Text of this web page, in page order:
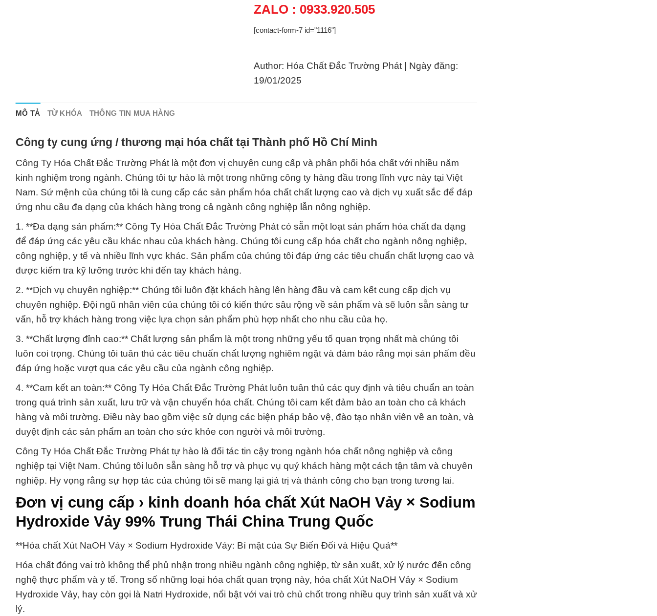
ZALO : 0933.920.505
[contact-form-7 id="1116"]
Author: Hóa Chất Đắc Trường Phát | Ngày đăng:
19/01/2025
MÔ TẢ TỪ KHÓA THÔNG TIN MUA HÀNG
Công ty cung ứng / thương mại hóa chất tại Thành phố Hồ Chí Minh
Công Ty Hóa Chất Đắc Trường Phát là một đơn vị chuyên cung cấp và phân phối hóa chất với nhiều năm
kinh nghiệm trong ngành. Chúng tôi tự hào là một trong những công ty hàng đầu trong lĩnh vực này tại Việt
Nam. Sứ mệnh của chúng tôi là cung cấp các sản phẩm hóa chất chất lượng cao và dịch vụ xuất sắc để đáp
ứng nhu cầu đa dạng của khách hàng trong cả ngành công nghiệp lẫn nông nghiệp.
1. **Đa dạng sản phẩm:** Công Ty Hóa Chất Đắc Trường Phát có sẵn một loạt sản phẩm hóa chất đa dạng
để đáp ứng các yêu cầu khác nhau của khách hàng. Chúng tôi cung cấp hóa chất cho ngành nông nghiệp,
công nghiệp, y tế và nhiều lĩnh vực khác. Sản phẩm của chúng tôi đáp ứng các tiêu chuẩn chất lượng cao và
được kiểm tra kỹ lưỡng trước khi đến tay khách hàng.
2. **Dịch vụ chuyên nghiệp:** Chúng tôi luôn đặt khách hàng lên hàng đầu và cam kết cung cấp dịch vụ
chuyên nghiệp. Đội ngũ nhân viên của chúng tôi có kiến thức sâu rộng về sản phẩm và sẽ luôn sẵn sàng tư
vấn, hỗ trợ khách hàng trong việc lựa chọn sản phẩm phù hợp nhất cho nhu cầu của họ.
3. **Chất lượng đỉnh cao:** Chất lượng sản phẩm là một trong những yếu tố quan trọng nhất mà chúng tôi
luôn coi trọng. Chúng tôi tuân thủ các tiêu chuẩn chất lượng nghiêm ngặt và đảm bảo rằng mọi sản phẩm đều
đáp ứng hoặc vượt qua các yêu cầu của ngành công nghiệp.
4. **Cam kết an toàn:** Công Ty Hóa Chất Đắc Trường Phát luôn tuân thủ các quy định và tiêu chuẩn an toàn
trong quá trình sản xuất, lưu trữ và vận chuyển hóa chất. Chúng tôi cam kết đảm bảo an toàn cho cả khách
hàng và môi trường. Điều này bao gồm việc sử dụng các biện pháp bảo vệ, đào tạo nhân viên về an toàn, và
duyệt định các sản phẩm an toàn cho sức khỏe con người và môi trường.
Công Ty Hóa Chất Đắc Trường Phát tự hào là đối tác tin cậy trong ngành hóa chất nông nghiệp và công
nghiệp tại Việt Nam. Chúng tôi luôn sẵn sàng hỗ trợ và phục vụ quý khách hàng một cách tận tâm và chuyên
nghiệp. Hy vọng rằng sự hợp tác của chúng tôi sẽ mang lại giá trị và thành công cho bạn trong tương lai.
Đơn vị cung cấp › kinh doanh hóa chất Xút NaOH Vảy × Sodium
Hydroxide Vảy 99% Trung Thái China Trung Quốc
**Hóa chất Xút NaOH Vảy × Sodium Hydroxide Vảy: Bí mật của Sự Biến Đổi và Hiệu Quả**
Hóa chất đóng vai trò không thể phủ nhận trong nhiều ngành công nghiệp, từ sản xuất, xử lý nước đến công
nghệ thực phẩm và y tế. Trong số những loại hóa chất quan trọng này, hóa chất Xút NaOH Vảy × Sodium
Hydroxide Vảy, hay còn gọi là Natri Hydroxide, nổi bật với vai trò chủ chốt trong nhiều quy trình sản xuất và xử
lý.